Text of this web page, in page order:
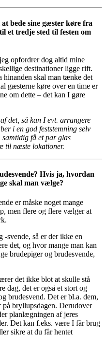
bede sine gæster køre fra
et tredje sted til festen om
opfordrer dog altid mine
destinationer ligge rift.
hinanden skal man tænke det
gæsterne køre over en time er
om dette – det kan I gøre
det, så kan I evt. arrangere
i en god feststemning selv
få et par glas
til næste lokationer.
Hvis ja, hvordan
skal man vælge?
er måske noget mange
men flere og flere vælger at
svende, så er der ikke en
det, og hvor mange man kan
brudepiger og brudesvende,
det ikke blot at skulle stå
dag, det er også et stort og
brudesvend. Det er bl.a. dem,
bryllupsdagen. Derudover
planlægningen af jeres
Det kan f.eks. være I får brug
sikre at du får hentet